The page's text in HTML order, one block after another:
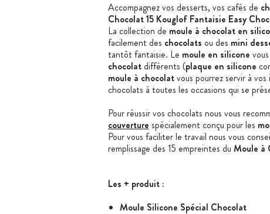
Accompagnez vos desserts, vos cafés de
Chocolat 15 Kouglof Fantaisie Easy Choc
La collection de moule à chocolat en
facilement des chocolats ou des mini
tantôt fantaisie. Le moule en silicone
chocolatdifférents (plaque en silicone
moule à chocolatvous pourrez servir à
chocolats à toutes les occasions qui se
Pour réussir vos chocolats nous vous
couverture spécialement conçu pour les
Pour vous faciliter le travail nous vous
remplissage des 15 empreintes du Moule à
Les + produit:
Moule Silicone Spécial Chocolat